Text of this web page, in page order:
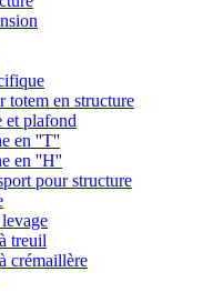
totem en structure
et plafond
en ''T''
en ''H''
pour structure
treuil
crémaillère